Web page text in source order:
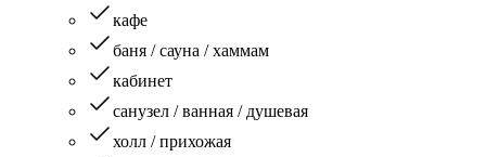
кафе
баня / сауна / хаммам
кабинет
санузел / ванная / душевая
холл / прихожая